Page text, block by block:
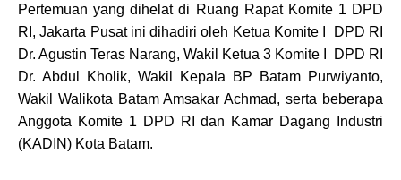
Pertemuan yang dihelat di Ruang Rapat Komite 1 DPD
RI, Jakarta Pusat ini dihadiri oleh Ketua Komite I DPD RI
Dr. Agustin Teras Narang, Wakil Ketua 3 Komite I DPD RI
Dr. Abdul Kholik, Wakil Kepala BP Batam Purwiyanto,
Wakil Walikota Batam Amsakar Achmad, serta beberapa
Anggota Komite 1 DPD RI dan Kamar Dagang Industri
(KADIN) Kota Batam.